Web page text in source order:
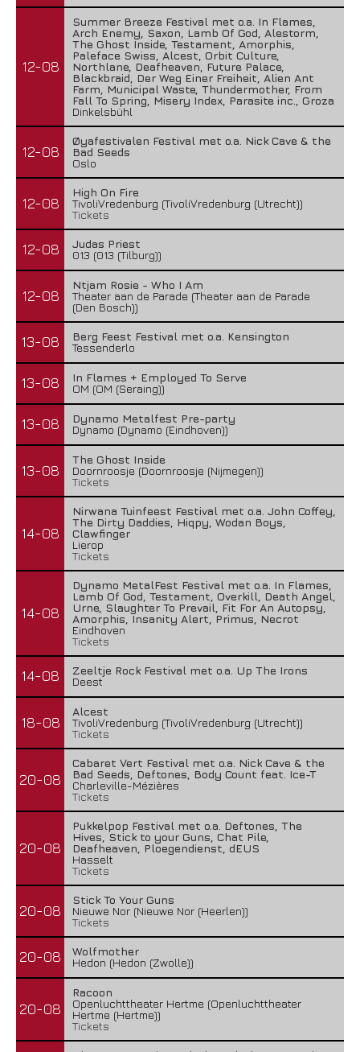
12-08
Summer Breeze Festival met o.a. In Flames,
Arch Enemy, Saxon, Lamb Of God, Alestorm,
The Ghost Inside, Testament, Amorphis,
Paleface Swiss, Alcest, Orbit Culture,
Northlane, Deafheaven, Future Palace,
Blackbraid, Der Weg Einer Freiheit, Alien Ant
Farm, Municipal Waste, Thundermother, From
Fall To Spring, Misery Index, Parasite inc., Groza
Dinkelsbühl
12-08
Øyafestivalen Festival met o.a. Nick Cave & the
Bad Seeds
Oslo
12-08
High On Fire
TivoliVredenburg (TivoliVredenburg (Utrecht))
Tickets
12-08
Judas Priest
013 (013 (Tilburg))
12-08
Ntjam Rosie - Who I Am
Theater aan de Parade (Theater aan de Parade
(Den Bosch))
13-08
Berg Feest Festival met o.a. Kensington
Tessenderlo
13-08
In Flames + Employed To Serve
OM (OM (Seraing))
13-08
Dynamo Metalfest Pre-party
Dynamo (Dynamo (Eindhoven))
13-08
The Ghost Inside
Doornroosje (Doornroosje (Nijmegen))
Tickets
14-08
Nirwana Tuinfeest Festival met o.a. John Coffey,
The Dirty Daddies, Hiqpy, Wodan Boys,
Clawfinger
Lierop
Tickets
14-08
Dynamo MetalFest Festival met o.a. In Flames,
Lamb Of God, Testament, Overkill, Death Angel,
Urne, Slaughter To Prevail, Fit For An Autopsy,
Amorphis, Insanity Alert, Primus, Necrot
Eindhoven
Tickets
14-08
Zeeltje Rock Festival met o.a. Up The Irons
Deest
18-08
Alcest
TivoliVredenburg (TivoliVredenburg (Utrecht))
Tickets
20-08
Cabaret Vert Festival met o.a. Nick Cave & the
Bad Seeds, Deftones, Body Count feat. Ice-T
Charleville-Mézières
Tickets
20-08
Pukkelpop Festival met o.a. Deftones, The
Hives, Stick to your Guns, Chat Pile,
Deafheaven, Ploegendienst, dEUS
Hasselt
Tickets
20-08
Stick To Your Guns
Nieuwe Nor (Nieuwe Nor (Heerlen))
Tickets
20-08
Wolfmother
Hedon (Hedon (Zwolle))
20-08
Racoon
Openluchttheater Hertme (Openluchttheater
Hertme (Hertme))
Tickets